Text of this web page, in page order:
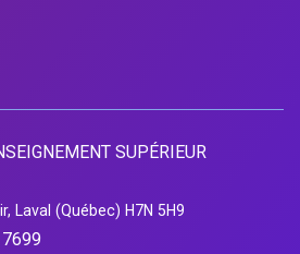
SUPÉRIEUR
Laval (Québec) H7N 5H9